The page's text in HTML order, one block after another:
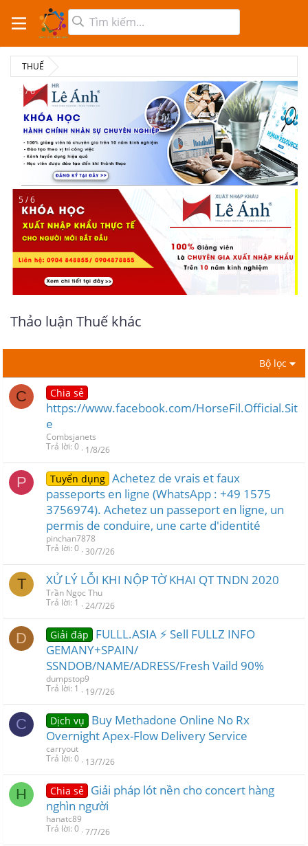
THUẾ
5 / 6
5 / 6
Thảo luận Thuế khác
Bộ lọc
C Chia sẻ
https://www.facebook.com/HorseFil.Official.Sit
e
Combsjanets
Trả lời 0 1/8/26
P Tuyển dụng Achetez de vrais et faux
passeports en ligne (WhatsApp : +49 1575
3756974). Achetez un passeport en ligne, un
permis de conduire, une carte d'identité
pinchan7878
Trả lời 0 30/7/26
T XỬ LÝ LỖI KHI NỘP TỜ KHAI QT TNDN 2020
Trần Ngọc Thu
Trả lời 1 24/7/26
D Giải đáp
FULLL.ASIA ⚡ Sell FULLZ INFO
GEMANY+SPAIN/
SSNDOB/NAME/ADRESS/Fresh Vaild 90%
dumpstop9
Trả lời 1 19/7/26
C Dịch vụ
Buy Methadone Online No Rx
Overnight Apex-Flow Delivery Service
carryout
Trả lời 0 13/7/26
H Chia sẻ Giải pháp lót nền cho concert hàng
nghìn người
hanatc89
Trả lời 0 7/7/26